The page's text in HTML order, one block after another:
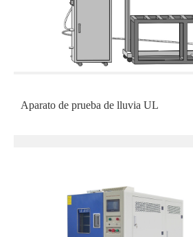
Aparato de prueba de lluvia UL